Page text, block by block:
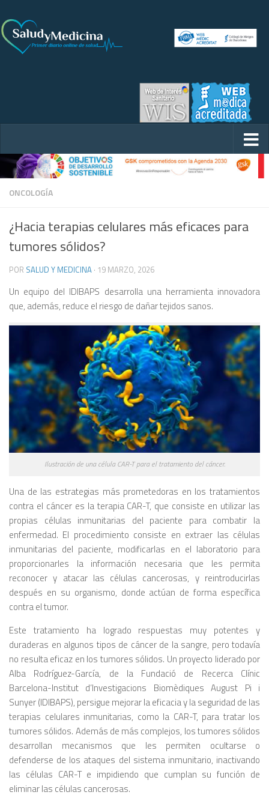
ONCOLOGÍA
¿Hacia terapias celulares más eficaces para
tumores sólidos?
POR SALUD Y MEDICINA · 19 MARZO, 2026
Un equipo del IDIBAPS desarrolla una herramienta innovadora
que, además, reduce el riesgo de dañar tejidos sanos.
Ilustración de una célula CAR-T para el tratamiento del cáncer.
Una de las estrategias más prometedoras en los tratamientos
contra el cáncer es la terapia CAR-T, que consiste en utilizar las
propias células inmunitarias del paciente para combatir la
enfermedad. El procedimiento consiste en extraer las células
inmunitarias del paciente, modificarlas en el laboratorio para
proporcionarles la información necesaria que les permita
reconocer y atacar las células cancerosas, y reintroducirlas
después en su organismo, donde actúan de forma específica
contra el tumor.
Este tratamiento ha logrado respuestas muy potentes y
duraderas en algunos tipos de cáncer de la sangre, pero todavía
no resulta eficaz en los tumores sólidos. Un proyecto liderado por
Alba Rodríguez-García, de la Fundació de Recerca Clínic
Barcelona-Institut d’Investigacions Biomèdiques August Pi i
Sunyer (IDIBAPS), persigue mejorar la eficacia y la seguridad de las
terapias celulares inmunitarias, como la CAR-T, para tratar los
tumores sólidos. Además de más complejos, los tumores sólidos
desarrollan mecanismos que les permiten ocultarse o
defenderse de los ataques del sistema inmunitario, inactivando
las células CAR-T e impidiendo que cumplan su función de
eliminar las células cancerosas.